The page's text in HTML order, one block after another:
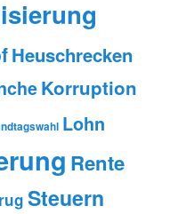
Heuschrecken
Korruption
Lohn
Rente
Steuern